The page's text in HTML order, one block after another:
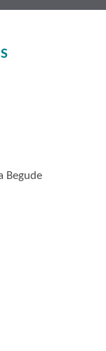
Begude